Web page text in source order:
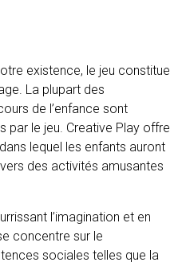
existence, le jeu constitue
La plupart des
de l’enfance sont
par le jeu. Creative Play offre
lequel les enfants auront
des activités amusantes
l’imagination et en
concentre sur le
sociales telles que la